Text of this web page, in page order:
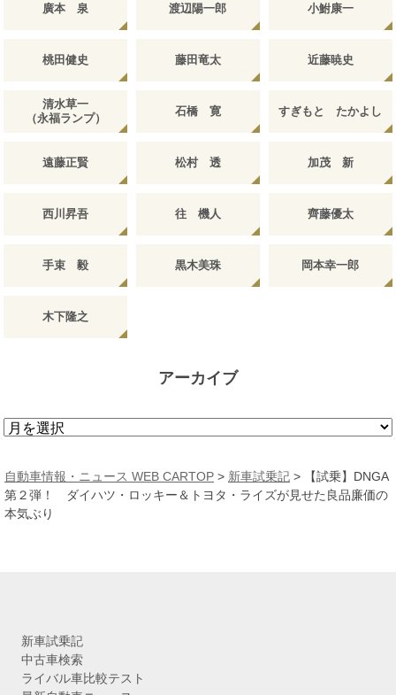
廣本 泉 渡辺陽一郎 小鮒康一
桃田健史 藤田竜太 近藤暁史
清水草一
（永福ランプ）
石橋 寛 すぎもと たかよし
遠藤正賢 松村 透 加茂 新
西川昇吾 往 機人 齊藤優太
手束 毅 黒木美珠 岡本幸一郎
木下隆之
アーカイブ
ア
カ
イ
ブ
自動車情報・ニュース WEB CARTOP > 新車試乗記 >
【試乗】DNGA
第２弾！ ダイハツ・ロッキー＆トヨタ・ライズが見せた良品廉価の
本気ぶり
新車試乗記
中古車検索
ライバル車比較テスト